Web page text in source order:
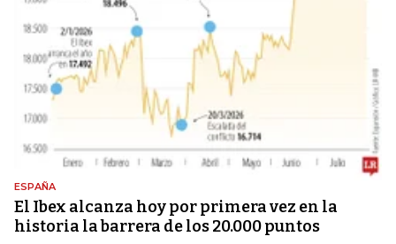
ESPAÑA
El Ibex alcanza hoy por primera vez en la
historia la barrera de los 20.000 puntos